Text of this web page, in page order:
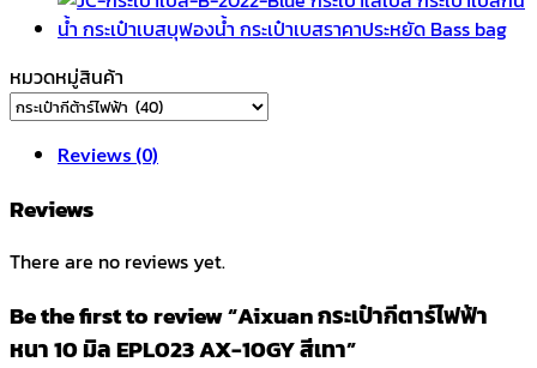
หมวดหมู่สินค้า
Reviews (0)
Reviews
There are no reviews yet.
Be the first to review “Aixuan กระเป๋ากีตาร์ไฟฟ้า
หนา 10 มิล EPL023 AX-10GY สีเทา”